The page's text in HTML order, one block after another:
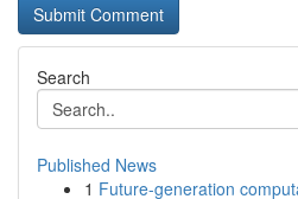
Search
Published News
1 Future-generation